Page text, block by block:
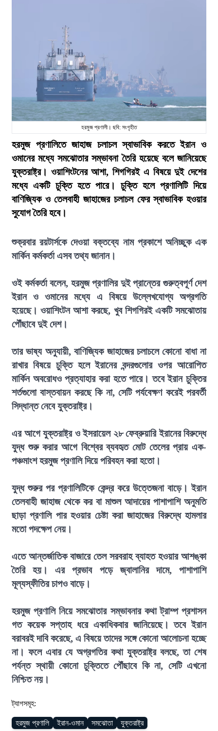
হরমুজ প্রণালী। ছবি: সংগৃহীত
হরমুজ প্রণালিতে জাহাজ চলাচল স্বাভাবিক করতে ইরান ও
ওমানের মধ্যে সমঝোতার সম্ভাবনা তৈরি হয়েছে বলে জানিয়েছে
যুক্তরাষ্ট্র। ওয়াশিংটনের আশা, শিগগিরই এ বিষয়ে দুই দেশের
মধ্যে একটি চুক্তি হতে পারে। চুক্তি হলে প্রণালিটি দিয়ে
বাণিজ্যিক ও তেলবাহী জাহাজের চলাচল ফের স্বাভাবিক হওয়ার
সুযোগ তৈরি হবে।
শুক্রবার রয়টার্সকে দেওয়া বক্তব্যে নাম প্রকাশে অনিচ্ছুক এক
মার্কিন কর্মকর্তা এসব তথ্য জানান।
ওই কর্মকর্তা বলেন, হরমুজ প্রণালির দুই প্রান্তের গুরুত্বপূর্ণ দেশ
ইরান ও ওমানের মধ্যে এ বিষয়ে উল্লেখযোগ্য অগ্রগতি
হয়েছে। ওয়াশিংটন আশা করছে, খুব শিগগিরই একটি সমঝোতায়
পৌঁছাবে দুই দেশ।
তার ভাষ্য অনুযায়ী, বাণিজ্যিক জাহাজের চলাচলে কোনো বাধা না
রাখার বিষয়ে চুক্তি হলে ইরানের বন্দরগুলোর ওপর আরোপিত
মার্কিন অবরোধও প্রত্যাহার করা হতে পারে। তবে ইরান চুক্তির
শর্তগুলো বাস্তবায়ন করছে কি না, সেটি পর্যবেক্ষণ করেই পরবর্তী
সিদ্ধান্ত নেবে যুক্তরাষ্ট্র।
এর আগে যুক্তরাষ্ট্র ও ইসরায়েল ২৮ ফেব্রুয়ারি ইরানের বিরুদ্ধে
যুদ্ধ শুরু করার আগে বিশ্বের ব্যবহৃত মোট তেলের প্রায় এক-
পঞ্চমাংশ হরমুজ প্রণালি দিয়ে পরিবহন করা হতো।
যুদ্ধ শুরুর পর প্রণালিটিকে কেন্দ্র করে উত্তেজনা বাড়ে। ইরান
তেলবাহী জাহাজ থেকে কর বা মাশুল আদায়ের পাশাপাশি অনুমতি
ছাড়া প্রণালি পার হওয়ার চেষ্টা করা জাহাজের বিরুদ্ধে হামলার
মতো পদক্ষেপ নেয়।
এতে আন্তর্জাতিক বাজারে তেল সরবরাহ ব্যাহত হওয়ার আশঙ্কা
তৈরি হয়। এর প্রভাব পড়ে জ্বালানির দামে, পাশাপাশি
মূল্যস্ফীতির চাপও বাড়ে।
হরমুজ প্রণালি নিয়ে সমঝোতার সম্ভাবনার কথা ট্রাম্প প্রশাসন
গত কয়েক সপ্তাহ ধরে একাধিকবার জানিয়েছে। তবে ইরান
বরাবরই দাবি করেছে, এ বিষয়ে তাদের সঙ্গে কোনো আলোচনা হচ্ছে
না। ফলে এবার যে অগ্রগতির কথা যুক্তরাষ্ট্র বলছে, তা শেষ
পর্যন্ত স্থায়ী কোনো চুক্তিতে পৌঁছাবে কি না, সেটি এখনো
নিশ্চিত নয়।
ট্যাগসমূহ:
হরমুজ প্রণালি ইরান-ওমান সমঝোতা যুক্তরাষ্ট্র